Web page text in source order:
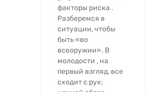
факторы риска .
Разберемся в
ситуации, чтобы
быть «во
всеоружии». В
молодости , на
первый взгляд, все
сходит с рук: